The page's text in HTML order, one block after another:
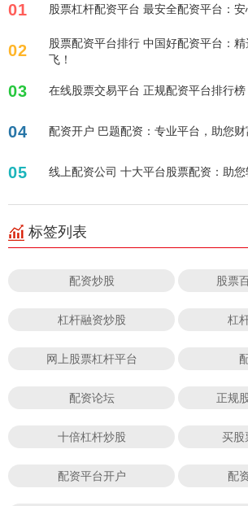
01 股票杠杆配资平台 最安全配资平台：
02
股票配资平台排行 中国好配资平台：
飞！
03 在线股票交易平台 正规配资平台排行
04 配资开户 巴题配资：专业平台，助您财
05 线上配资公司 十大平台股票配资：
标签列表
配资炒股 股票
杠杆融资炒股 杠
网上股票杠杆平台
配资论坛 正规
十倍杠杆炒股 买股
配资平台开户 配